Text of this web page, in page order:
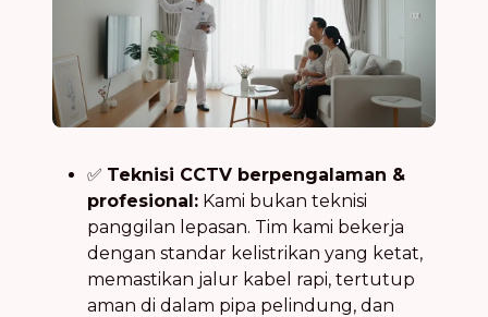
✅ Teknisi CCTV berpengalaman &
profesional: Kami bukan teknisi
panggilan lepasan. Tim kami bekerja
dengan standar kelistrikan yang ketat,
memastikan jalur kabel rapi, tertutup
aman di dalam pipa pelindung, dan